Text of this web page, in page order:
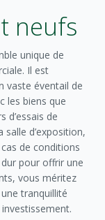
neufs
unique de
Il est
vaste éventail de
les biens que
d’essais de
salle d’exposition,
de conditions
pour offrir une
vous méritez
tranquillité